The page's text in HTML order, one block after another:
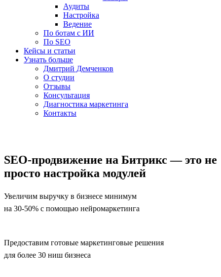
Аудиты
Настройка
Ведение
По ботам с ИИ
По SEO
Кейсы и статьи
Узнать больше
Дмитрий Демченков
О студии
Отзывы
Консультация
Диагностика маркетинга
Контакты
SEO-продвижение на Битрикс — это не
просто настройка модулей
Увеличим выручку в бизнесе минимум
на 30-50% с помощью нейромаркетинга
Предоставим готовые маркетинговые решения
для более 30 ниш бизнеса